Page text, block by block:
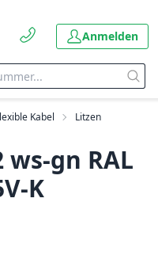
Anmelden
Kabel Litzen
ws-gn RAL
K